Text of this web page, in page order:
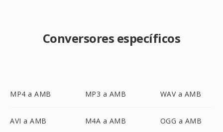
Conversores específicos
MP4 a AMB MP3 a AMB WAV a AMB
AVI a AMB M4A a AMB OGG a AMB